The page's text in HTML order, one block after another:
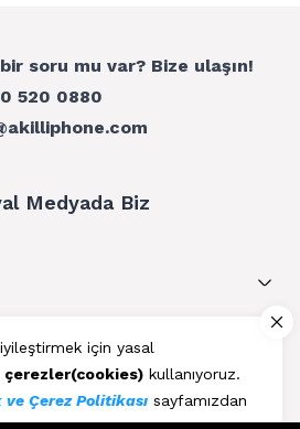
için yasal
çerezler(cookies) kullanıyoruz.
Çerez Politikası sayfamızdan
soru mu var? Bize ulaşın!
520 0880
Medyada Biz